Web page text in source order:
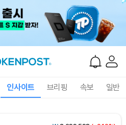
인사이트 브리핑 속보 일반